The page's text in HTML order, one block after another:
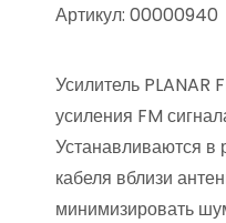
Артикул: 00000940
Усилитель PLANAR
усиления FM
Устанавливаются в
кабеля вблизи
минимизировать